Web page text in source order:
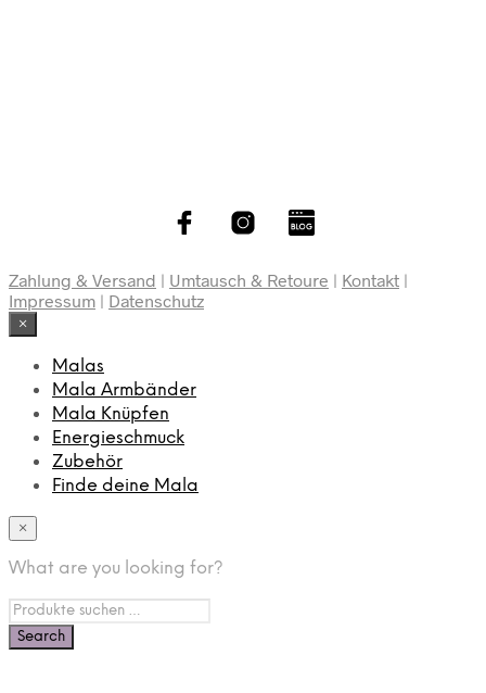
Zahlung & Versand | Umtausch & Retoure | Kontakt |
Impressum | Datenschutz
×
Malas
Mala Armbänder
Mala Knüpfen
Energieschmuck
Zubehör
Finde deine Mala
×
What are you looking for?